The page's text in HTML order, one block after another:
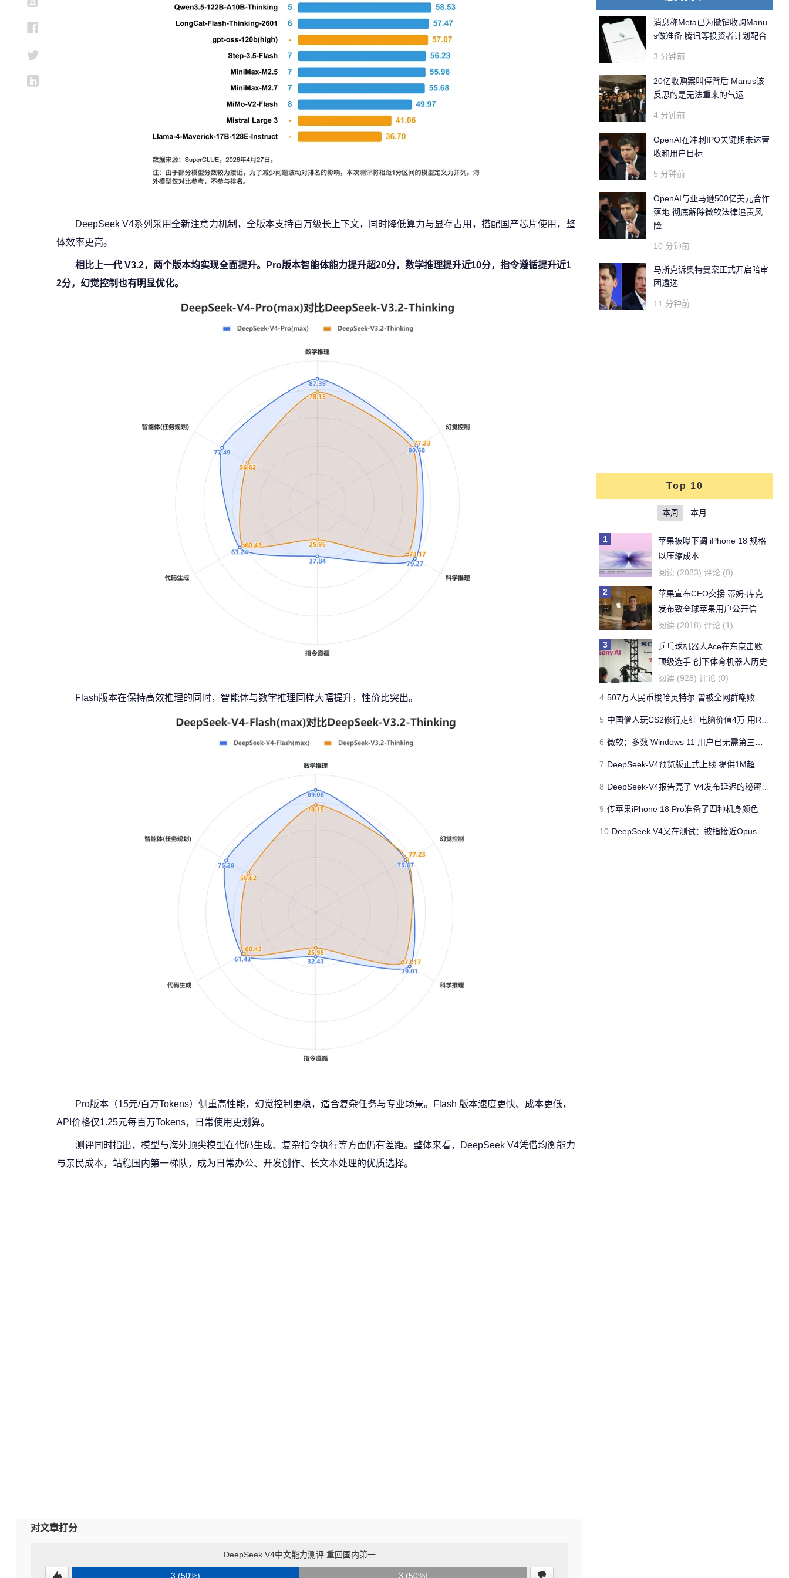
DeepSeek V4系列采用全新注意力机制，全版本支持百万级长上下文，同时降低算力与显存占用，搭配国产芯片使用，整
体效率更高。
相比上一代 V3.2，两个版本均实现全面提升。Pro版本智能体能力提升超20分，数学推理提升近10分，指令遵循提升近1
2分，幻觉控制也有明显优化。
Flash版本在保持高效推理的同时，智能体与数学推理同样大幅提升，性价比突出。
Pro版本（15元/百万Tokens）侧重高性能，幻觉控制更稳，适合复杂任务与专业场景。Flash 版本速度更快、成本更低，
API价格仅1.25元每百万Tokens，日常使用更划算。
测评同时指出，模型与海外顶尖模型在代码生成、复杂指令执行等方面仍有差距。整体来看，DeepSeek V4凭借均衡能力
与亲民成本，站稳国内第一梯队，成为日常办公、开发创作、长文本处理的优质选择。
对文章打分
DeepSeek V4中文能力测评 重回国内第一
3 (50%) 3 (50%)
消息称Meta已为撤销收购Manu
s做准备 腾讯等投资者计划配合
3 分钟前
20亿收购案叫停背后 Manus该
反思的是无法重来的气运
4 分钟前
OpenAI在冲刺IPO关键期未达营
收和用户目标
5 分钟前
OpenAI与亚马逊500亿美元合作
落地 彻底解除微软法律追责风
险
10 分钟前
马斯克诉奥特曼案正式开启陪审
团遴选
11 分钟前
Top 10
本周 本月
1
苹果被曝下调 iPhone 18 规格
以压缩成本
阅读 (2083) 评论 (0)
2
苹果宣布CEO交接 蒂姆·库克
发布致全球苹果用户公开信
阅读 (2018) 评论 (1)
3
乒乓球机器人Ace在东京击败
顶级选手 创下体育机器人历史
第一
阅读 (928) 评论 (0)
4 507万人民币梭哈英特尔 曾被全网群嘲败家子 如今身家暴涨至1370万元
5 中国僧人玩CS2修行走红 电脑价值4万 用RTX4090
6 微软：多数 Windows 11 用户已无需第三方杀毒软件
7 DeepSeek-V4预览版正式上线 提供1M超长上下文记忆全新体验
8 DeepSeek-V4报告亮了 V4发布延迟的秘密终于曝光
9 传苹果iPhone 18 Pro准备了四种机身颜色
10 DeepSeek V4又在测试：被指接近Opus 4.5 但不会太便宜